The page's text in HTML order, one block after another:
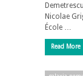
Nicolae
École …
Read More